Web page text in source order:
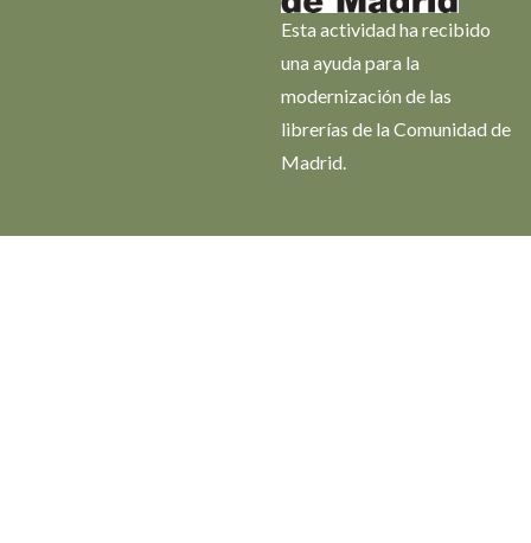
Esta actividad ha recibido
una ayuda para la
modernización de las
librerías de la Comunidad de
Madrid.